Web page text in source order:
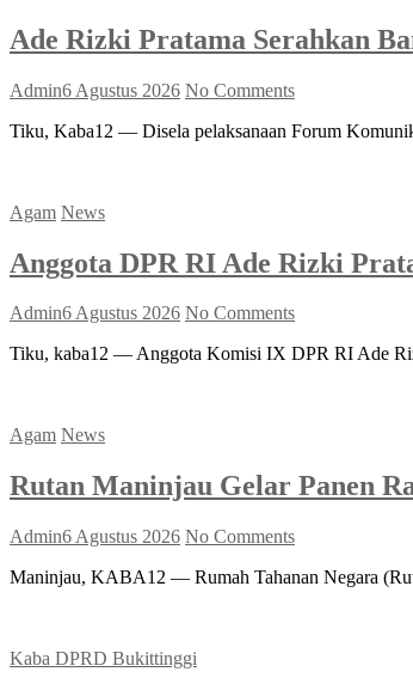
Ade Rizki Pratama Serahkan
Admin6 Agustus 2026 No Comments
Tiku, Kaba12 — Disela pelaksanaan Forum
Agam News
Anggota DPR RI Ade Rizki
Admin6 Agustus 2026 No Comments
Tiku, kaba12 — Anggota Komisi IX DPR RI Ade
Agam News
Rutan Maninjau Gelar Panen
Admin6 Agustus 2026 No Comments
Maninjau, KABA12 — Rumah Tahanan Negara
Kaba DPRD Bukittinggi